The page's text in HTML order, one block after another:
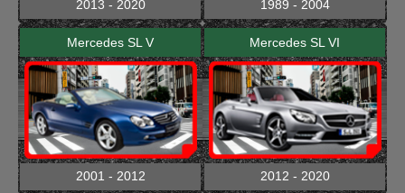
2013 - 2020 1989 - 2004
Mercedes SL V
2001 - 2012
Mercedes SL VI
2012 - 2020